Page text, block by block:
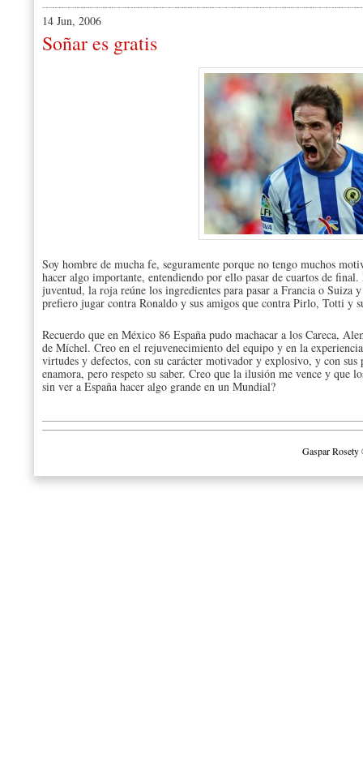
14 Jun, 2006
Soñar es gratis
Soy hombre de mucha fe, seguramente porque no tengo muchos
hacer algo importante, entendiendo por ello pasar de cuartos de
juventud, la roja reúne los ingredientes para pasar a Francia o
prefiero jugar contra Ronaldo y sus amigos que contra Pirlo, Totti y
Recuerdo que en México 86 España pudo machacar a los Careca,
de Míchel. Creo en el rejuvenecimiento del equipo y en la
virtudes y defectos, con su carácter motivador y explosivo, y con sus
enamora, pero respeto su saber. Creo que la ilusión me vence y que
sin ver a España hacer algo grande en un Mundial?
Gaspar